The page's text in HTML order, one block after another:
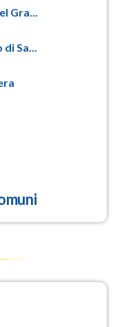
Gra...
di Sa...